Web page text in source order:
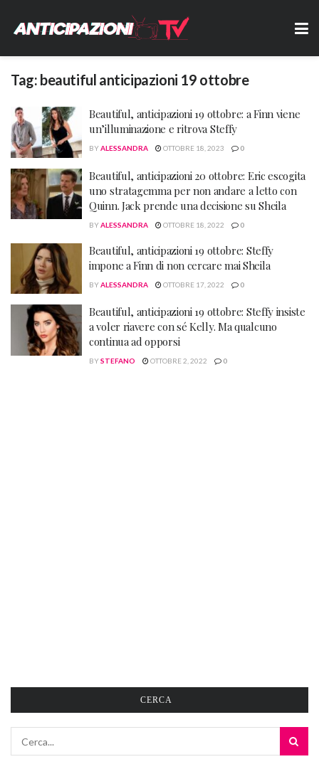
Tag: beautiful anticipazioni 19 ottobre
Beautiful, anticipazioni 19 ottobre: a Finn viene
un’illuminazione e ritrova Steffy
BYALESSANDRA OTTOBRE 18, 2023 0
Beautiful, anticipazioni 20 ottobre: Eric escogita
uno stratagemma per non andare a letto con
Quinn. Jack prende una decisione su Sheila
BYALESSANDRA OTTOBRE 18, 2022 0
Beautiful, anticipazioni 19 ottobre: Steffy
impone a Finn di non cercare mai Sheila
BYALESSANDRA OTTOBRE 17, 2022 0
Beautiful, anticipazioni 19 ottobre: Steffy insiste
a voler riavere con sé Kelly. Ma qualcuno
continua ad opporsi
BYSTEFANO OTTOBRE 2, 2022 0
CERCA